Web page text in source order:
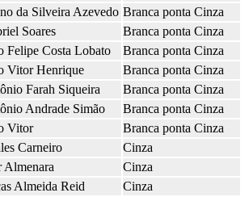
da Silveira Azevedo Branca ponta Cinza
Soares
Branca ponta Cinza
Felipe Costa Lobato
Branca ponta Cinza
Vitor Henrique
Branca ponta Cinza
Farah Siqueira
Branca ponta Cinza
Andrade Simão
Branca ponta Cinza
Vitor
Branca ponta Cinza
Carneiro
Cinza
Almenara
Cinza
Almeida Reid
Cinza